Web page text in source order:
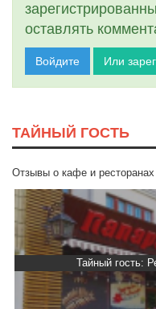
оставлять
Войдите Или
ТАЙНЫЙ ГОСТЬ
Отзывы о кафе и ресторанах
Тайный гость: